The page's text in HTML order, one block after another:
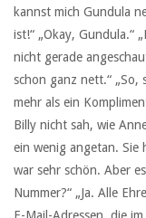
kannst mich Gundula
ist!“ „Okay, Gundula.“
nicht gerade
schon ganz nett.“ „So,
mehr als ein
Billy nicht sah, wie
ein wenig angetan. Sie
war sehr schön. Aber
Nummer?“ „Ja. Alle